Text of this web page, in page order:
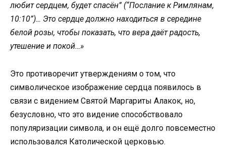
любит сердцем, будет спасён” (“Послание к Римлянам,
10:10”)… Это сердце должно находиться в середине
белой розы, чтобы показать, что вера даёт радость,
утешение и покой…»
Это противоречит утверждениям о том, что
символическое изображение сердца появилось в
связи с видением Святой Маргариты Алакок, но,
безусловно, что это видение способствовало
популяризации символа, и он ещё долго повсеместно
использовался Католической церковью.